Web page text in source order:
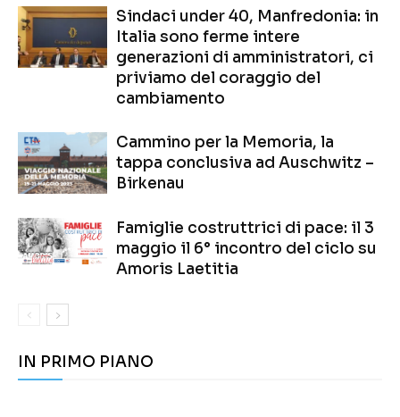
Sindaci under 40, Manfredonia: in
Italia sono ferme intere
generazioni di amministratori, ci
priviamo del coraggio del
cambiamento
Cammino per la Memoria, la
tappa conclusiva ad Auschwitz –
Birkenau
Famiglie costruttrici di pace: il 3
maggio il 6° incontro del ciclo su
Amoris Laetitia
IN PRIMO PIANO